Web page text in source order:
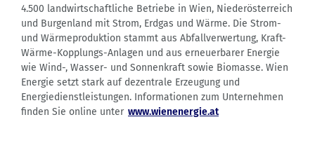
4.500 landwirtschaftliche Betriebe in Wien, Niederösterreich
und Burgenland mit Strom, Erdgas und Wärme. Die Strom-
und Wärmeproduktion stammt aus Abfallverwertung, Kraft-
Wärme-Kopplungs-Anlagen und aus erneuerbarer Energie
wie Wind-, Wasser- und Sonnenkraft sowie Biomasse. Wien
Energie setzt stark auf dezentrale Erzeugung und
Energiedienstleistungen. Informationen zum Unternehmen
finden Sie online unter www.wienenergie.at